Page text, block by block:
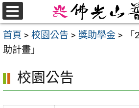
跳
至
主
要
首頁 > 校園公告 > 獎助學金 >
助計畫」
校園公告
選
單